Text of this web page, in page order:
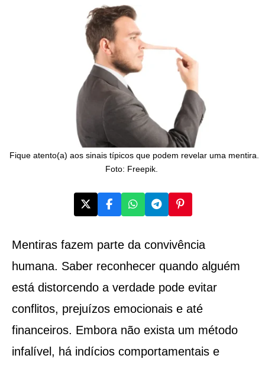
Fique atento(a) aos sinais típicos que podem revelar uma mentira.
Foto: Freepik.
Mentiras fazem parte da convivência
humana. Saber reconhecer quando alguém
está distorcendo a verdade pode evitar
conflitos, prejuízos emocionais e até
financeiros. Embora não exista um método
infalível, há indícios comportamentais e